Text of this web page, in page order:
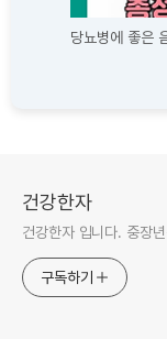
당뇨병에 좋은
건강한자
건강한자 입니다. 중장
구독하기